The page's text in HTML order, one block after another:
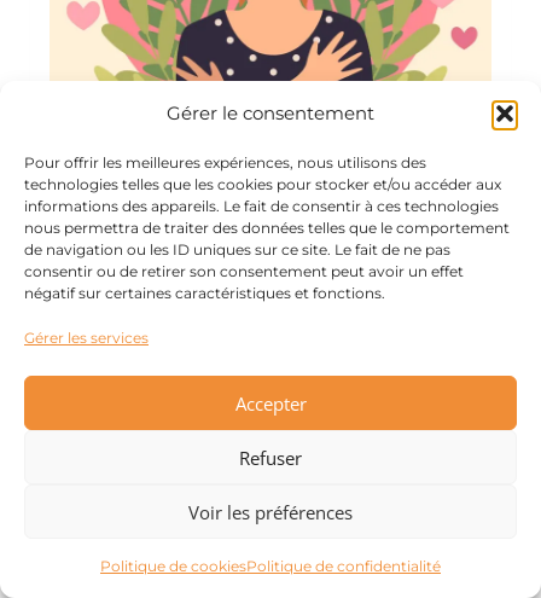
Gérer le consentement
Pour offrir les meilleures expériences, nous utilisons des
technologies telles que les cookies pour stocker et/ou accéder aux
informations des appareils. Le fait de consentir à ces technologies
nous permettra de traiter des données telles que le comportement
de navigation ou les ID uniques sur ce site. Le fait de ne pas
consentir ou de retirer son consentement peut avoir un effet
négatif sur certaines caractéristiques et fonctions.
Gérer les services
Accepter
Refuser
Voir les préférences
Politique de cookiesPolitique de confidentialité
Conseils pour les
clients
Pour maximiser les bénéfices du coaching de vie,
dans la construction et le maintien d’une alliance
pour les clients afin de contribuer efficacement à
cette alliance.